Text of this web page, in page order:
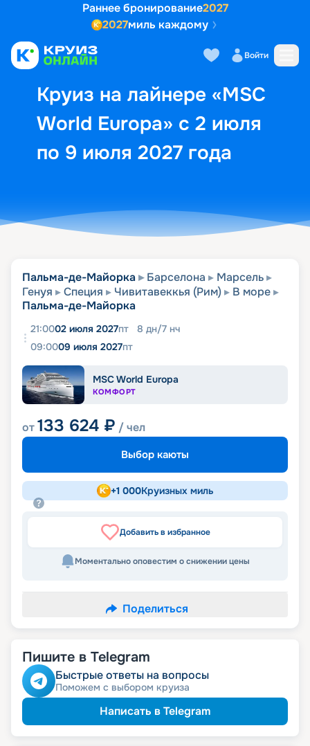
Раннее бронирование2027
2027миль каждому
Войти
Круиз на лайнере «MSC
World Europa» с 2 июля
по 9 июля 2027 года
Выбор кают Маршрут и
Пальма-де-Майорка Барселона
Марсель
Генуя
Специя Чивитавеккья (Рим)
В море
Пальма-де-Майорка
21:0002 июля 2027пт 8 дн/7 нч
09:0009 июля 2027пт
MSC World Europa
КОМФОРТ
от133 624 ₽ / чел
Выбор каюты
+1 000Круизных миль
Добавить в избранное
Моментально оповестим о снижении цены
Поделиться
Пишите в Telegram
Быстрые ответы на вопросы
Поможем с выбором круиза
Написать в Telegram